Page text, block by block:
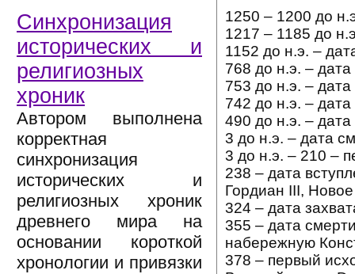
Синхронизация
исторических и
религиозных
хроник
Автором выполнена
корректная
синхронизация
исторических и
религиозных хроник
древнего мира на
основании короткой
хронологии и привязки
1250 – 1200 до
1217 – 1185 до
1152 до н.э. –
768 до н.э. –
753 до н.э. –
742 до н.э. –
490 до н.э. –
3 до н.э. – дата
3 до н.э. – 210 –
238 – дата
Гордиан III,
324 – дата
355 – дата
набережную
378 – первый